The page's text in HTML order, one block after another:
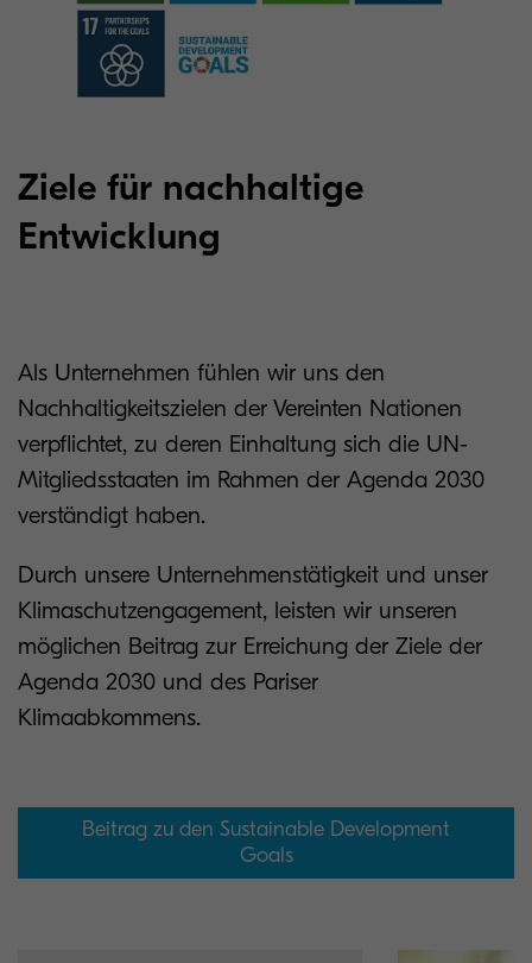
Ziele für nachhaltige
Entwicklung
Als Unternehmen fühlen wir uns den
Nachhaltigkeitszielen der Vereinten Nationen
verpflichtet, zu deren Einhaltung sich die UN-
Mitgliedsstaaten im Rahmen der Agenda 2030
verständigt haben.
Durch unsere Unternehmenstätigkeit und unser
Klimaschutzengagement, leisten wir unseren
möglichen Beitrag zur Erreichung der Ziele der
Agenda 2030 und des Pariser
Klimaabkommens.
Beitrag zu den Sustainable Development
Goals